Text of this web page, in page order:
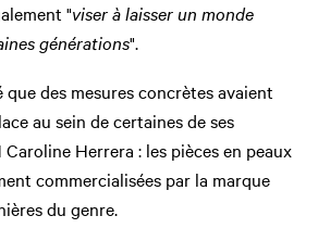
"viser à laisser un monde
générations".
que des mesures concrètes avaient
au sein de certaines de ses
Herrera : les pièces en peaux
commercialisées par la marque
du genre.